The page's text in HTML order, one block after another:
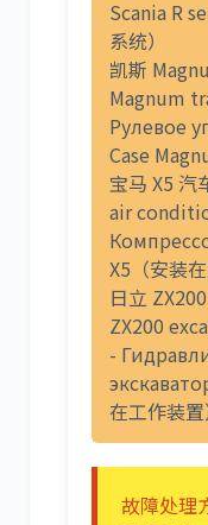
Scania R
系统）
凯斯
Magnum
Рулевое
Case
宝马 X5 汽
air
X5（安装在
日立
ZX200
-
在工作装置
故障处理